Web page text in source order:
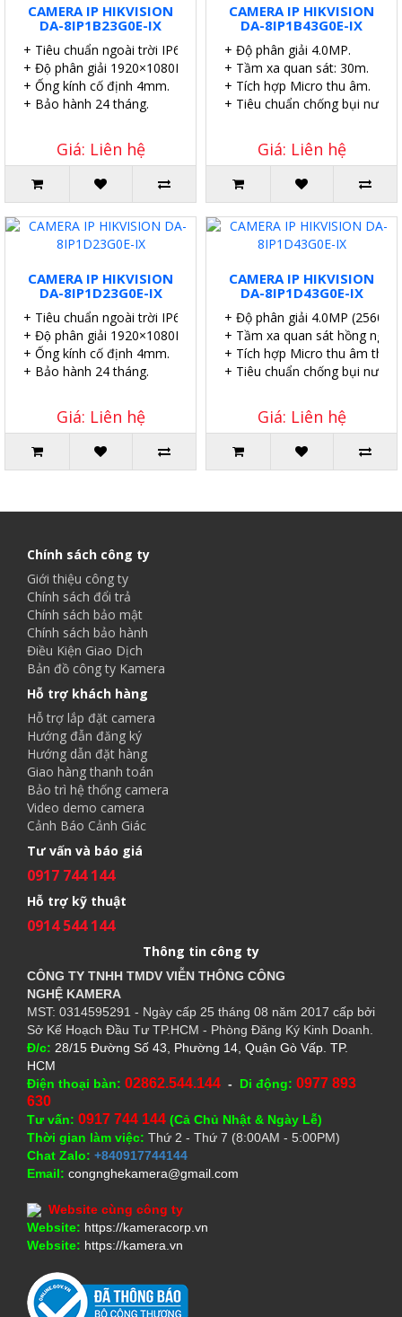
CAMERA IP HIKVISION
DA-8IP1B23G0E-IX
+ Tiêu chuẩn ngoài trời IP67.
+ Độ phân giải 1920×1080P.
+ Ống kính cố định 4mm.
+ Bảo hành 24 tháng.
Giá: Liên hệ
CAMERA IP HIKVISION
DA-8IP1B43G0E-IX
+ Độ phân giải 4.0MP.
+ Tầm xa quan sát: 30m.
+ Tích hợp Micro thu âm.
+ Tiêu chuẩn chống bụi nước
Giá: Liên hệ
CAMERA IP HIKVISION
DA-8IP1D23G0E-IX
+ Tiêu chuẩn ngoài trời IP67.
+ Độ phân giải 1920×1080P.
+ Ống kính cố định 4mm.
+ Bảo hành 24 tháng.
Giá: Liên hệ
CAMERA IP HIKVISION
DA-8IP1D43G0E-IX
+ Độ phân giải 4.0MP
+ Tầm xa quan sát hồng
+ Tích hợp Micro thu âm
+ Tiêu chuẩn chống bụi nước
Giá: Liên hệ
Chính sách công ty
Giới thiệu công ty
Chính sách đổi trả
Chính sách bảo mật
Chính sách bảo hành
Điều Kiện Giao Dịch
Bản đồ công ty Kamera
Hỗ trợ khách hàng
Hỗ trợ lắp đặt camera
Hướng đẫn đăng ký
Hướng dẫn đặt hàng
Giao hàng thanh toán
Bảo trì hệ thống camera
Video demo camera
Cảnh Báo Cảnh Giác
Tư vấn và báo giá
0917 744 144
Hỗ trợ kỹ thuật
0914 544 144
Thông tin công ty
CÔNG TY TNHH TMDV VIỄN THÔNG CÔNG
NGHỆ KAMERA
MST: 0314595291 - Ngày cấp 25 tháng 08 năm 2017 cấp bởi
Sở Kế Hoạch Đầu Tư TP.HCM - Phòng Đăng Ký Kinh Doanh.
Đ/c: 28/15 Đường Số 43, Phường 14, Quận Gò Vấp. TP.
HCM
Điện thoại bàn: 02862.544.144 - Di động: 0977 893
630
Tư vấn: 0917 744 144 (Cả Chủ Nhật & Ngày Lễ)
Thời gian làm việc: Thứ 2 - Thứ 7 (8:00AM - 5:00PM)
Chat Zalo: +840917744144
Email: congnghekamera@gmail.com
Website cùng công ty
Website: https://kameracorp.vn
Website: https://kamera.vn